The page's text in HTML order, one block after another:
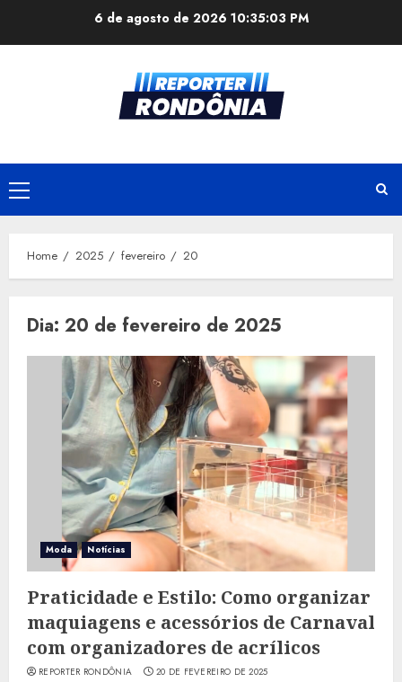
6 de agosto de 2026 10:35:03 PM
Primary
Menu
Home 2025 fevereiro 20
Dia: 20 de fevereiro de 2025
Moda Notícias
Praticidade e Estilo: Como organizar
maquiagens e acessórios de Carnaval
com organizadores de acrílicos
REPORTER RONDÔNIA 20 DE FEVEREIRO DE 2025